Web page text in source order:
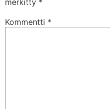
Kommentti *